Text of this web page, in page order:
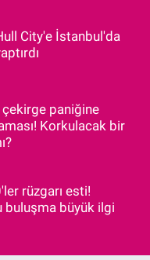
City'e İstanbul'da
paniğine
Korkulacak bir
rüzgarı esti!
buluşma büyük ilgi